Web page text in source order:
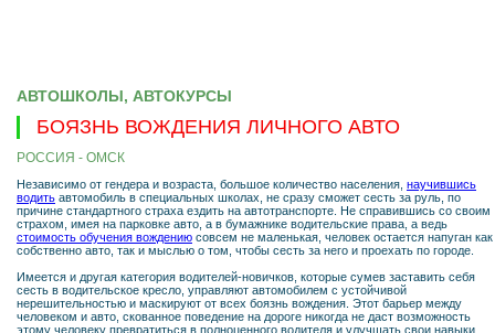
АВТОШКОЛЫ, АВТОКУРСЫ
БОЯЗНЬ ВОЖДЕНИЯ ЛИЧНОГО АВТО
РОССИЯ - ОМСК
Независимо от гендера и возраста, большое количество населения, научившись
водить автомобиль в специальных школах, не сразу сможет сесть за руль, по
причине стандартного страха ездить на автотранспорте. Не справившись со своим
страхом, имея на парковке авто, а в бумажнике водительские права, а ведь
стоимость обучения вождению совсем не маленькая, человек остается напуган как
собственно авто, так и мыслью о том, чтобы сесть за него и проехать по городе.
Имеется и другая категория водителей-новичков, которые сумев заставить себя
сесть в водительское кресло, управляют автомобилем с устойчивой
нерешительностью и маскируют от всех боязнь вождения. Этот барьер между
человеком и авто, скованное поведение на дороге никогда не даст возможность
этому человеку превратиться в полноценного водителя и улучшать свои навыки